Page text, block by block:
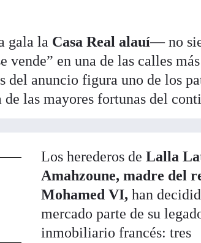
gala la Casa Real alauí— no
vende” en una de las calles
del anuncio figura uno de los
las mayores fortunas del
Los herederos deLalla
Amahzoune, madre del
Mohamed VI,han
mercado parte de su
inmobiliario francés: tres